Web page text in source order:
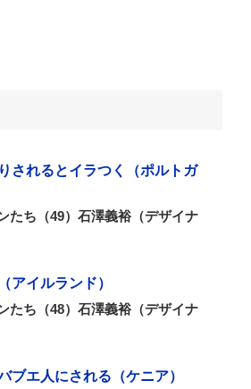
されるとイラつく（ポルトガ
たち（49）石澤義裕（デザイナ
アイルランド）
たち（48）石澤義裕（デザイナ
ブエ人にされる（ケニア）